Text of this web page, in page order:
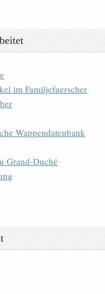
im Familjefuerscher
Wappendatenbank
Grand-Duché